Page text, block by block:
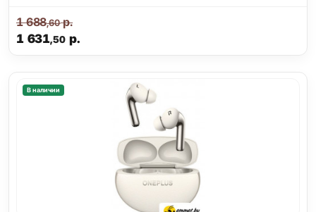
1 631,50 р.
1 688,60р.
В наличии